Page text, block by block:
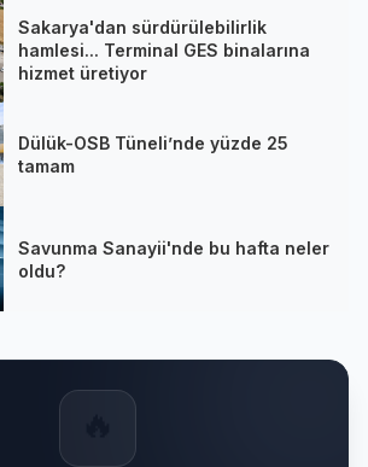
Sakarya'dan sürdürülebilirlik
hamlesi... Terminal GES binalarına
hizmet üretiyor
Dülük-OSB Tüneli’nde yüzde 25
tamam
Savunma Sanayii'nde bu hafta neler
oldu?